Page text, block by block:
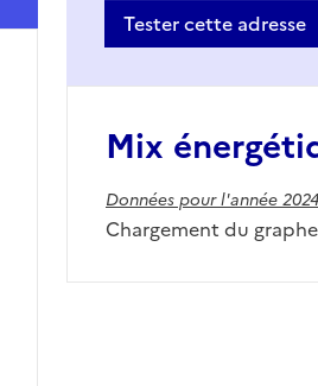
Tester cette adresse
Mix
Données pour l'année 2024
Chargement du